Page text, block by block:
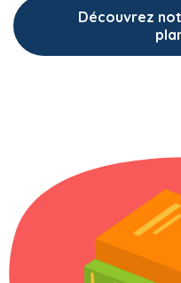
Découvrez